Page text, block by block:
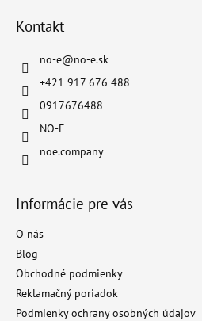
Kontakt
no-e@no-e.sk
+421 917 676 488
0917676488
NO-E
noe.company
Informácie pre vás
O nás
Blog
Obchodné podmienky
Reklamačný poriadok
Podmienky ochrany osobných údajov